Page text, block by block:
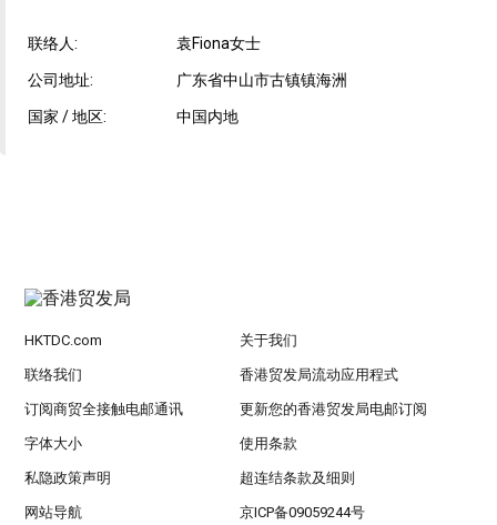
联络人: 袁Fiona女士
公司地址: 广东省中山市古镇镇海洲
国家 / 地区: 中国内地
HKTDC.com 关于我们
联络我们 香港贸发局流动应用程式
订阅商贸全接触电邮通讯 更新您的香港贸发局电邮订阅
字体大小 使用条款
私隐政策声明 超连结条款及细则
网站导航 京ICP备09059244号